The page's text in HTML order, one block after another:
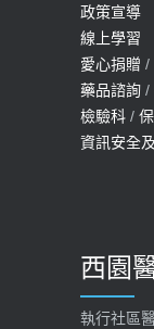
預約
2022-01-
114年
預約
2025-09-
【快速
2026-02-
政策宣導
線上學習
愛心捐贈 /
藥品諮詢 /
檢驗科 /
資訊安全
西園
執行社區